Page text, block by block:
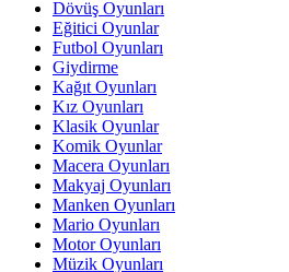
Dövüş Oyunları
Eğitici Oyunlar
Futbol Oyunları
Giydirme
Kağıt Oyunları
Kız Oyunları
Klasik Oyunlar
Komik Oyunlar
Macera Oyunları
Makyaj Oyunları
Manken Oyunları
Mario Oyunları
Motor Oyunları
Müzik Oyunları